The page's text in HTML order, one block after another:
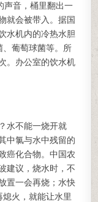
声音，桶里翻出一
就会被带入。据国
水机内的冷热水胆
葡萄球菌等。所
。办公室的饮水机
水不能一烧开就
中氯与水中残留的
癌化合物。中国农
建议，烧水时，不
置一会再烧；水快
火，就能让水里